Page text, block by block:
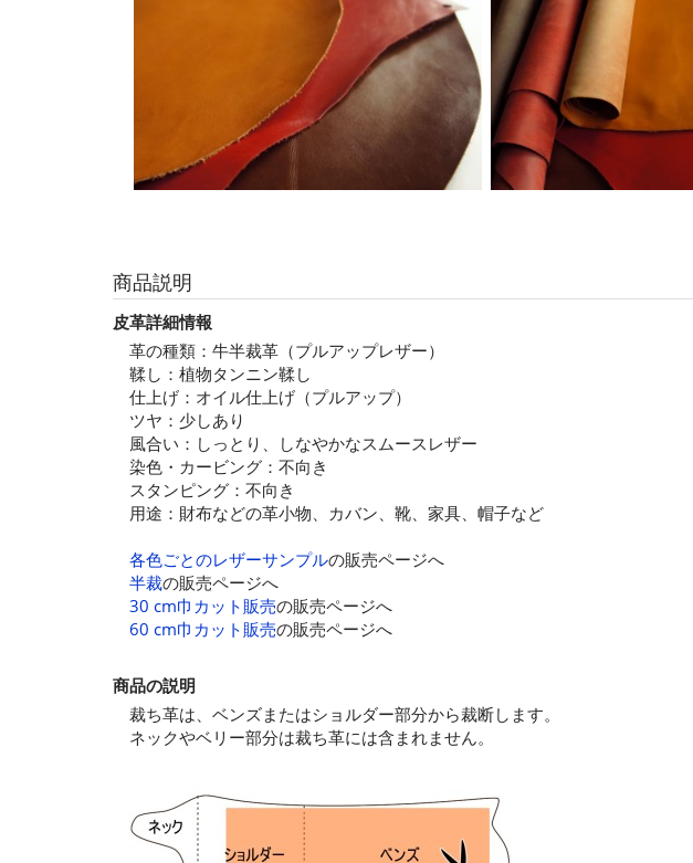
商品説明
皮革詳細情報
革の種類：牛半裁革（プルアップレザー）
鞣し：植物タンニン鞣し
仕上げ：オイル仕上げ（プルアップ）
ツヤ：少しあり
風合い：しっとり、しなやかなスムースレザー
染色・カービング：不向き
スタンピング：不向き
用途：財布などの革小物、カバン、靴、家具、帽子など
各色ごとのレザーサンプルの販売ページへ
半裁の販売ページへ
30 cm巾カット販売の販売ページへ
60 cm巾カット販売の販売ページへ
商品の説明
裁ち革は、ベンズまたはショルダー部分から裁断します。
ネックやベリー部分は裁ち革には含まれません。